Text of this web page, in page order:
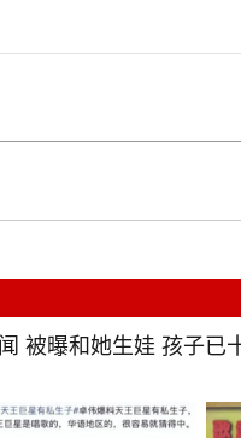
被曝和她生娃 孩子已